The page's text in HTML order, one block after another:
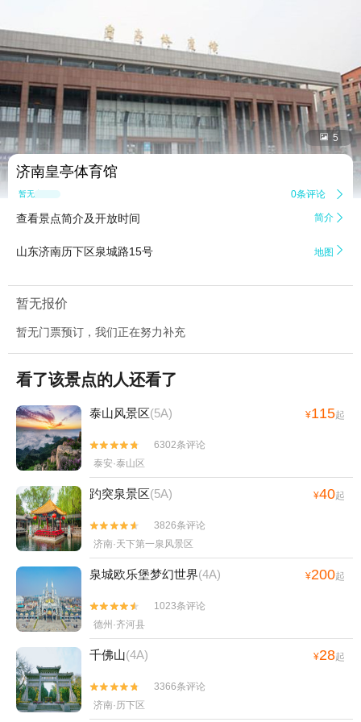
 5
济南皇亭体育馆
暂无点评 0条评论 
查看景点简介及开放时间 简介 
山东济南历下区泉城路15号 地图 
暂无报价
暂无门票预订，我们正在努力补充
看了该景点的人还看了
泰山风景区(5A) ¥115起


6302条评论
泰安·泰山区
趵突泉景区(5A) ¥40起


3826条评论
济南·天下第一泉风景区
泉城欧乐堡梦幻世界(4A) ¥200起


1023条评论
德州·齐河县
千佛山(4A) ¥28起


3366条评论
济南·历下区